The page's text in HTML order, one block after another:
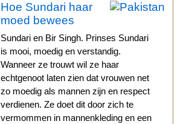
Hoe Sundari haar
moed bewees
Sundari en Bir Singh. Prinses Sundari
is mooi, moedig en verstandig.
Wanneer ze trouwt wil ze haar
echtgenoot laten zien dat vrouwen net
zo moedig als mannen zijn en respect
verdienen. Ze doet dit door zich te
vermommen in mannenkleding en een